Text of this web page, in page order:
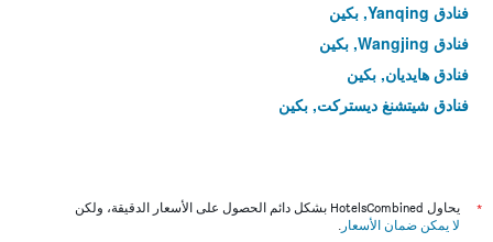
فنادق Yanqing, بكين
فنادق Wangjing, بكين
فنادق هايديان, بكين
فنادق شيتشنغ ديستركت, بكين
*
يحاول HotelsCombined بشكل دائم الحصول على الأسعار الدقيقة، ولكن
لا يمكن ضمان الأسعار .